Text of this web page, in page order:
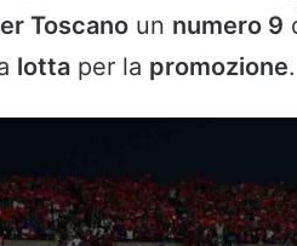
Toscano un numero 9
lotta per la promozione.